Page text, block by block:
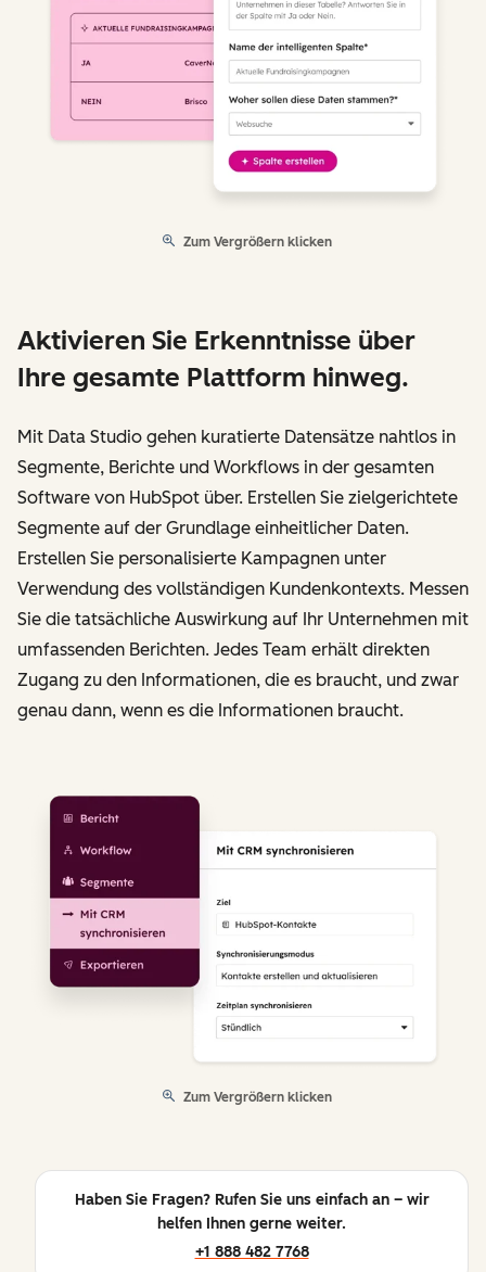
Zum Vergrößern klicken
Aktivieren Sie Erkenntnisse über
Ihre gesamte Plattform hinweg.
Mit Data Studio gehen kuratierte Datensätze nahtlos in
Segmente, Berichte und Workflows in der gesamten
Software von HubSpot über. Erstellen Sie zielgerichtete
Segmente auf der Grundlage einheitlicher Daten.
Erstellen Sie personalisierte Kampagnen unter
Verwendung des vollständigen Kundenkontexts. Messen
Sie die tatsächliche Auswirkung auf Ihr Unternehmen mit
umfassenden Berichten. Jedes Team erhält direkten
Zugang zu den Informationen, die es braucht, und zwar
genau dann, wenn es die Informationen braucht.
Zum Vergrößern klicken
Haben Sie Fragen? Rufen Sie uns einfach an – wir
helfen Ihnen gerne weiter.
+1 888 482 7768